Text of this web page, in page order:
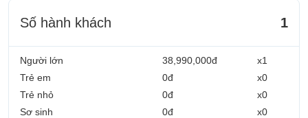
Số hành khách 1
Người lớn
Trẻ em
Trẻ nhỏ
Sơ sinh
38,990,000đ
0đ
0đ
0đ
x1
x0
x0
x0